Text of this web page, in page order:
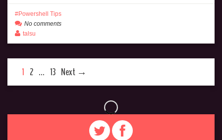
Powershell Tips
No comments
talsu
1 2 … 13 Next →